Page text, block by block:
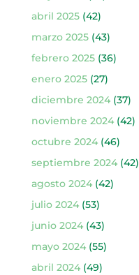
abril 2025(42)
marzo 2025(43)
febrero 2025(36)
enero 2025(27)
diciembre 2024(37)
noviembre 2024(42)
octubre 2024(46)
septiembre 2024(42)
agosto 2024(42)
julio 2024(53)
junio 2024(43)
mayo 2024(55)
abril 2024(49)